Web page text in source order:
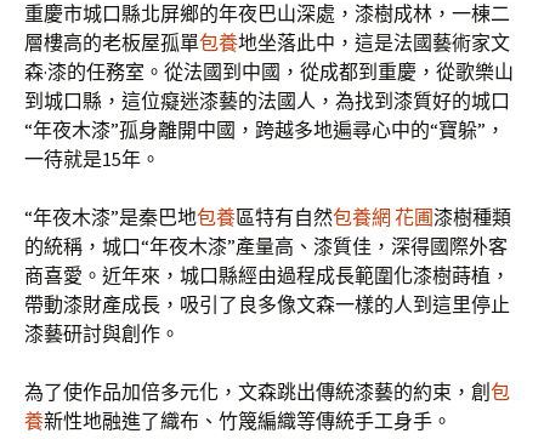
重慶市城口縣北屏鄉的年夜巴山深處，漆樹成林，一棟二
層樓高的老板屋孤單包養地坐落此中，這是法國藝術家文
森·漆的任務室。從法國到中國，從成都到重慶，從歌樂山
到城口縣，這位癡迷漆藝的法國人，為找到漆質好的城口
“年夜木漆”孤身離開中國，跨越多地遍尋心中的“寶躲”，
一待就是15年。
“年夜木漆”是秦巴地包養區特有自然包養網 花圃漆樹種類
的統稱，城口“年夜木漆”產量高、漆質佳，深得國際外客
商喜愛。近年來，城口縣經由過程成長範圍化漆樹蒔植，
帶動漆財產成長，吸引了良多像文森一樣的人到這里停止
漆藝研討與創作。
為了使作品加倍多元化，文森跳出傳統漆藝的約束，創 包
養新性地融進了織布、竹篾編織等傳統手工身手。